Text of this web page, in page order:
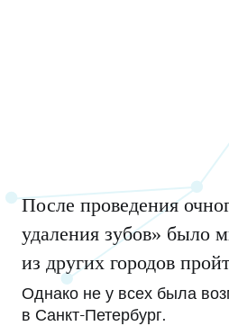
После проведения
удаления зубов» было
из других городов
Однако не у всех была
в Санкт-Петербург.